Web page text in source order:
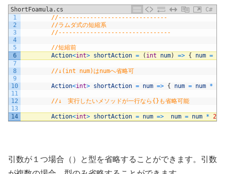
ShortFoamula.cs
C#
1
2
3
4
5
6
7
8
9
10
11
12
13
14
//-------------------------------
//ラムダ式の短縮系
//--------------------------------
//短縮前
Action<int> shortAction = ( int num) => { num =
//↓(int num)はnumへ省略可
Action<int> shortAction = num => { num = num *
//↓　実行したいメソッドが一行なら{}も省略可能
Action<int> shortAction = num => num = num * 2
引数が１つ場合（）と型を省略することができます。引数